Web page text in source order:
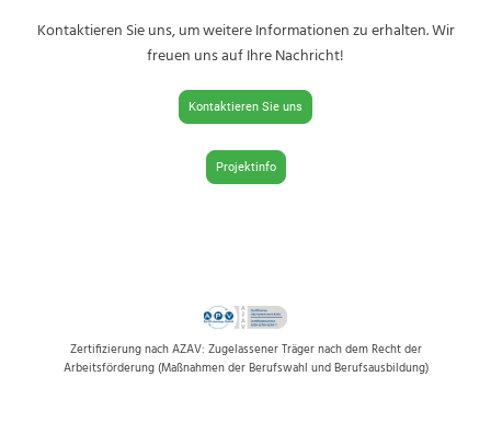
Kontaktieren Sie uns, um weitere Informationen zu erhalten. Wir
freuen uns auf Ihre Nachricht!
Kontaktieren Sie uns
Projektinfo
Zertifizierung nach AZAV: Zugelassener Träger nach dem Recht der
Arbeitsförderung (Maßnahmen der Berufswahl und Berufsausbildung)